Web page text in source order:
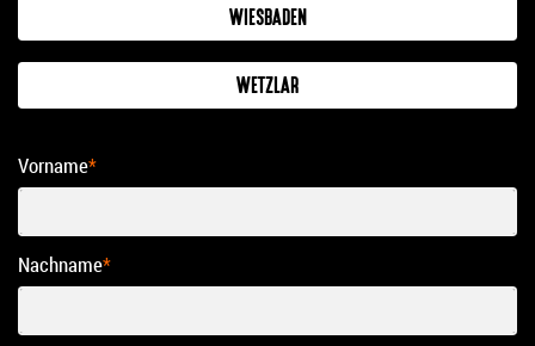
WIESBADEN
WETZLAR
Vorname*
Nachname*